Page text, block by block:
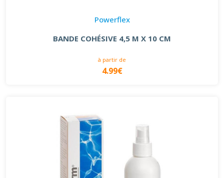
Powerflex
BANDE COHÉSIVE 4,5 M X 10 CM
à partir de
4.99€